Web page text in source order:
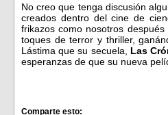
No creo que tenga discusión
creados dentro del cine de
frikazos como nosotros
toques de terror y thriller,
Lástima que su secuela, Las
esperanzas de que su nueva
Comparte esto: